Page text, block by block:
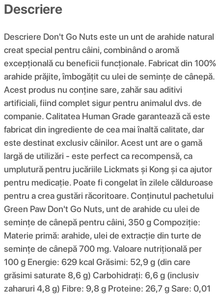
Descriere
Descriere Don't Go Nuts este un unt de arahide natural
creat special pentru câini, combinând o aromă
excepțională cu beneficii funcționale. Fabricat din 100%
arahide prăjite, îmbogățit cu ulei de semințe de cânepă.
Acest produs nu conține sare, zahăr sau aditivi
artificiali, fiind complet sigur pentru animalul dvs. de
companie. Calitatea Human Grade garantează că este
fabricat din ingrediente de cea mai înaltă calitate, dar
este destinat exclusiv câinilor. Acest unt are o gamă
largă de utilizări - este perfect ca recompensă, ca
umplutură pentru jucăriile Lickmats și Kong și ca ajutor
pentru medicație. Poate fi congelat în zilele călduroase
pentru a crea gustări răcoritoare. Conținutul pachetului
Green Paw Don't Go Nuts, unt de arahide cu ulei de
semințe de cânepă pentru câini, 350 g Compoziție:
Materie primă: arahide, ulei de extracție din turte de
semințe de cânepă 700 mg. Valoare nutrițională per
100 g Energie: 629 kcal Grăsimi: 52,9 g (din care
grăsimi saturate 8,6 g) Carbohidrați: 6,6 g (inclusiv
zaharuri 4,8 g) Fibre: 9,8 g Proteine: 26,7 g Sare: 0,01